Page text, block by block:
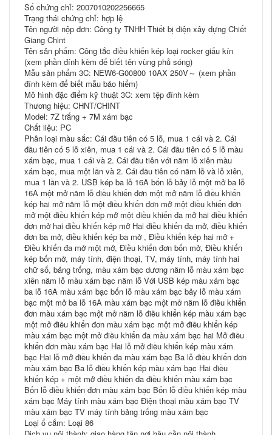
Số chứng chỉ: 2007010202256665
Trạng thái chứng chỉ: hợp lệ
Tên người nộp đơn: Công ty TNHH Thiết bị điện xây dựng Chiết
Giang Chint
Tên sản phẩm: Công tắc điều khiển kép loại rocker giấu kín
(xem phần đính kèm để biết tên vùng phủ sóng)
Mẫu sản phẩm 3C: NEW6-G00800 10AX 250V～ (xem phần
đính kèm để biết mẫu bảo hiểm)
Mô hình đặc điểm kỹ thuật 3C: xem tệp đính kèm
Thương hiệu: CHNT/CHINT
Model: 7Z trắng + 7M xám bạc
Chất liệu: PC
Phân loại màu sắc: Cái đầu tiên có 5 lỗ, mua 1 cái và 2. Cái
đầu tiên có 5 lỗ xiên, mua 1 cái và 2. Cái đầu tiên có 5 lỗ màu
xám bạc, mua 1 cái và 2. Cái đầu tiên với năm lỗ xiên màu
xám bạc, mua một lần và 2. Cái đầu tiên có năm lỗ và lỗ xiên,
mua 1 lần và 2. USB kép ba lỗ 16A bốn lỗ bảy lỗ một mở ba lỗ
16A một mở năm lỗ điều khiển đơn một mở năm lỗ điều khiển
kép hai mở năm lỗ một điều khiển đơn mở một điều khiển đơn
mở một điều khiển kép mở một điều khiển đa mở hai điều khiển
đơn mở hai điều khiển kép mở Hai điều khiển đa mở, điều khiển
đơn ba mở, điều khiển kép ba mở , Điều khiển kép hai mở +
Điều khiển đa mở một mở, Điều khiển đơn bốn mở, Điều khiển
kép bốn mở, máy tính, điện thoại, TV, máy tính, máy tính hai
chữ số, bảng trống, màu xám bạc dương năm lỗ màu xám bạc
xiên năm lỗ màu xám bạc năm lỗ Với USB kép màu xám bạc
ba lỗ 16A màu xám bạc bốn lỗ màu xám bạc bảy lỗ màu xám
bạc một mở ba lỗ 16A màu xám bạc một mở năm lỗ điều khiển
đơn màu xám bạc một mở năm lỗ điều khiển kép màu xám bạc
một mở điều khiển đơn màu xám bạc một mở điều khiển kép
màu xám bạc một mở điều khiển đa màu xám bạc hai Mở điều
khiển đơn màu xám bạc Hai lỗ mở điều khiển kép màu xám
bạc Hai lỗ mở điều khiển đa màu xám bạc Ba lỗ điều khiển đơn
màu xám bạc Ba lỗ điều khiển kép màu xám bạc Hai điều
khiển kép + một mở điều khiển đa điều khiển màu xám bạc
Bốn lỗ điều khiển đơn màu xám bạc Bốn lỗ điều khiển kép màu
xám bạc Máy tính màu xám bạc Điện thoại màu xám bạc TV
màu xám bạc TV máy tính bảng trống màu xám bạc
Loại ổ cắm: Loại 86